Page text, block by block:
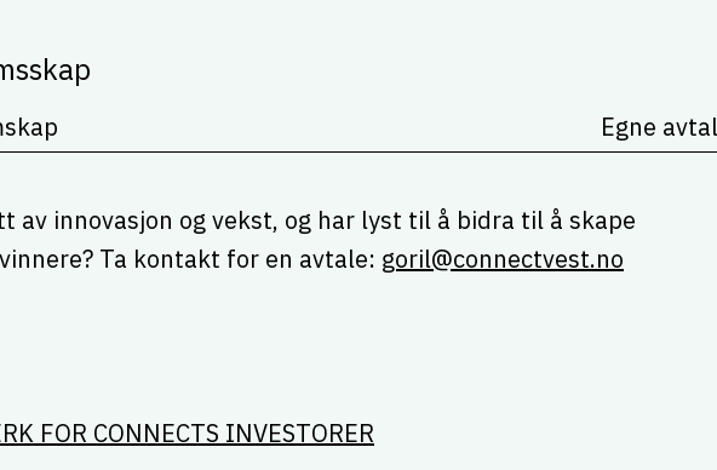
Egne
av innovasjon og vekst, og har lyst til å bidra til å skape
Ta kontakt for en avtale: goril@connectvest.no
FOR CONNECTS INVESTORER